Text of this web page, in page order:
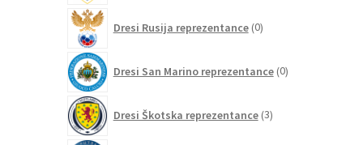
Dresi Rusija reprezentance 0izdelkov
Dresi San Marino reprezentance 0izdelkov
Dresi Škotska reprezentance 3izdelki